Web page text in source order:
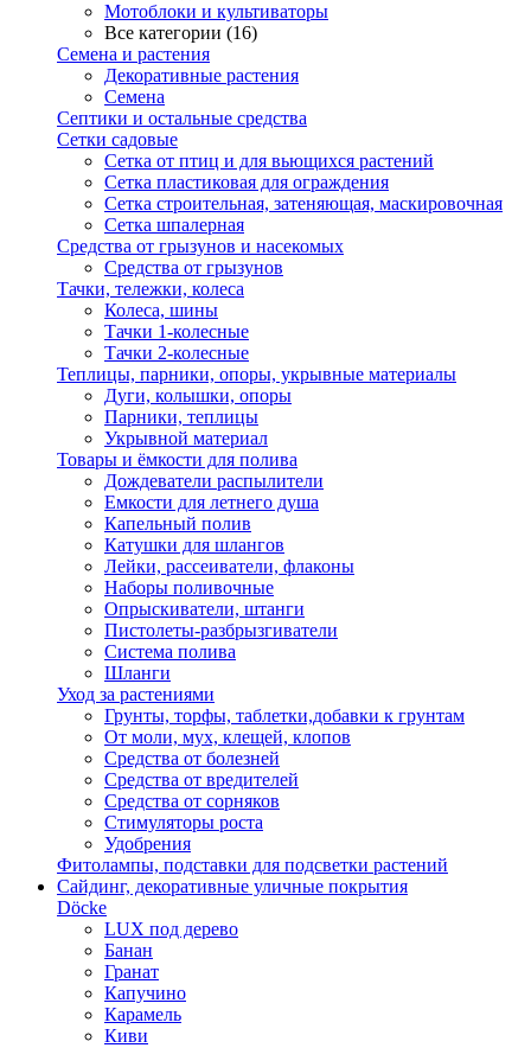
Мотоблоки и культиваторы
Все категории (16)
Семена и растения
Декоративные растения
Семена
Септики и остальные средства
Сетки садовые
Сетка от птиц и для вьющихся растений
Сетка пластиковая для ограждения
Сетка строительная, затеняющая, маскировочная
Сетка шпалерная
Средства от грызунов и насекомых
Средства от грызунов
Тачки, тележки, колеса
Колеса, шины
Тачки 1-колесные
Тачки 2-колесные
Теплицы, парники, опоры, укрывные материалы
Дуги, колышки, опоры
Парники, теплицы
Укрывной материал
Товары и ёмкости для полива
Дождеватели распылители
Емкости для летнего душа
Капельный полив
Катушки для шлангов
Лейки, рассеиватели, флаконы
Наборы поливочные
Опрыскиватели, штанги
Пистолеты-разбрызгиватели
Система полива
Шланги
Уход за растениями
Грунты, торфы, таблетки,добавки к грунтам
От моли, мух, клещей, клопов
Средства от болезней
Средства от вредителей
Средства от сорняков
Стимуляторы роста
Удобрения
Фитолампы, подставки для подсветки растений
Сайдинг, декоративные уличные покрытия
Döcke
LUX под дерево
Банан
Гранат
Капучино
Карамель
Киви